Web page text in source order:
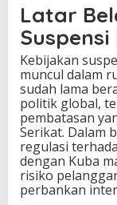
Latar
Kebijakan
muncul dalam
sudah lama
politik global,
pembatasan
Serikat. Dalam
regulasi
dengan Kuba
risiko
perbankan